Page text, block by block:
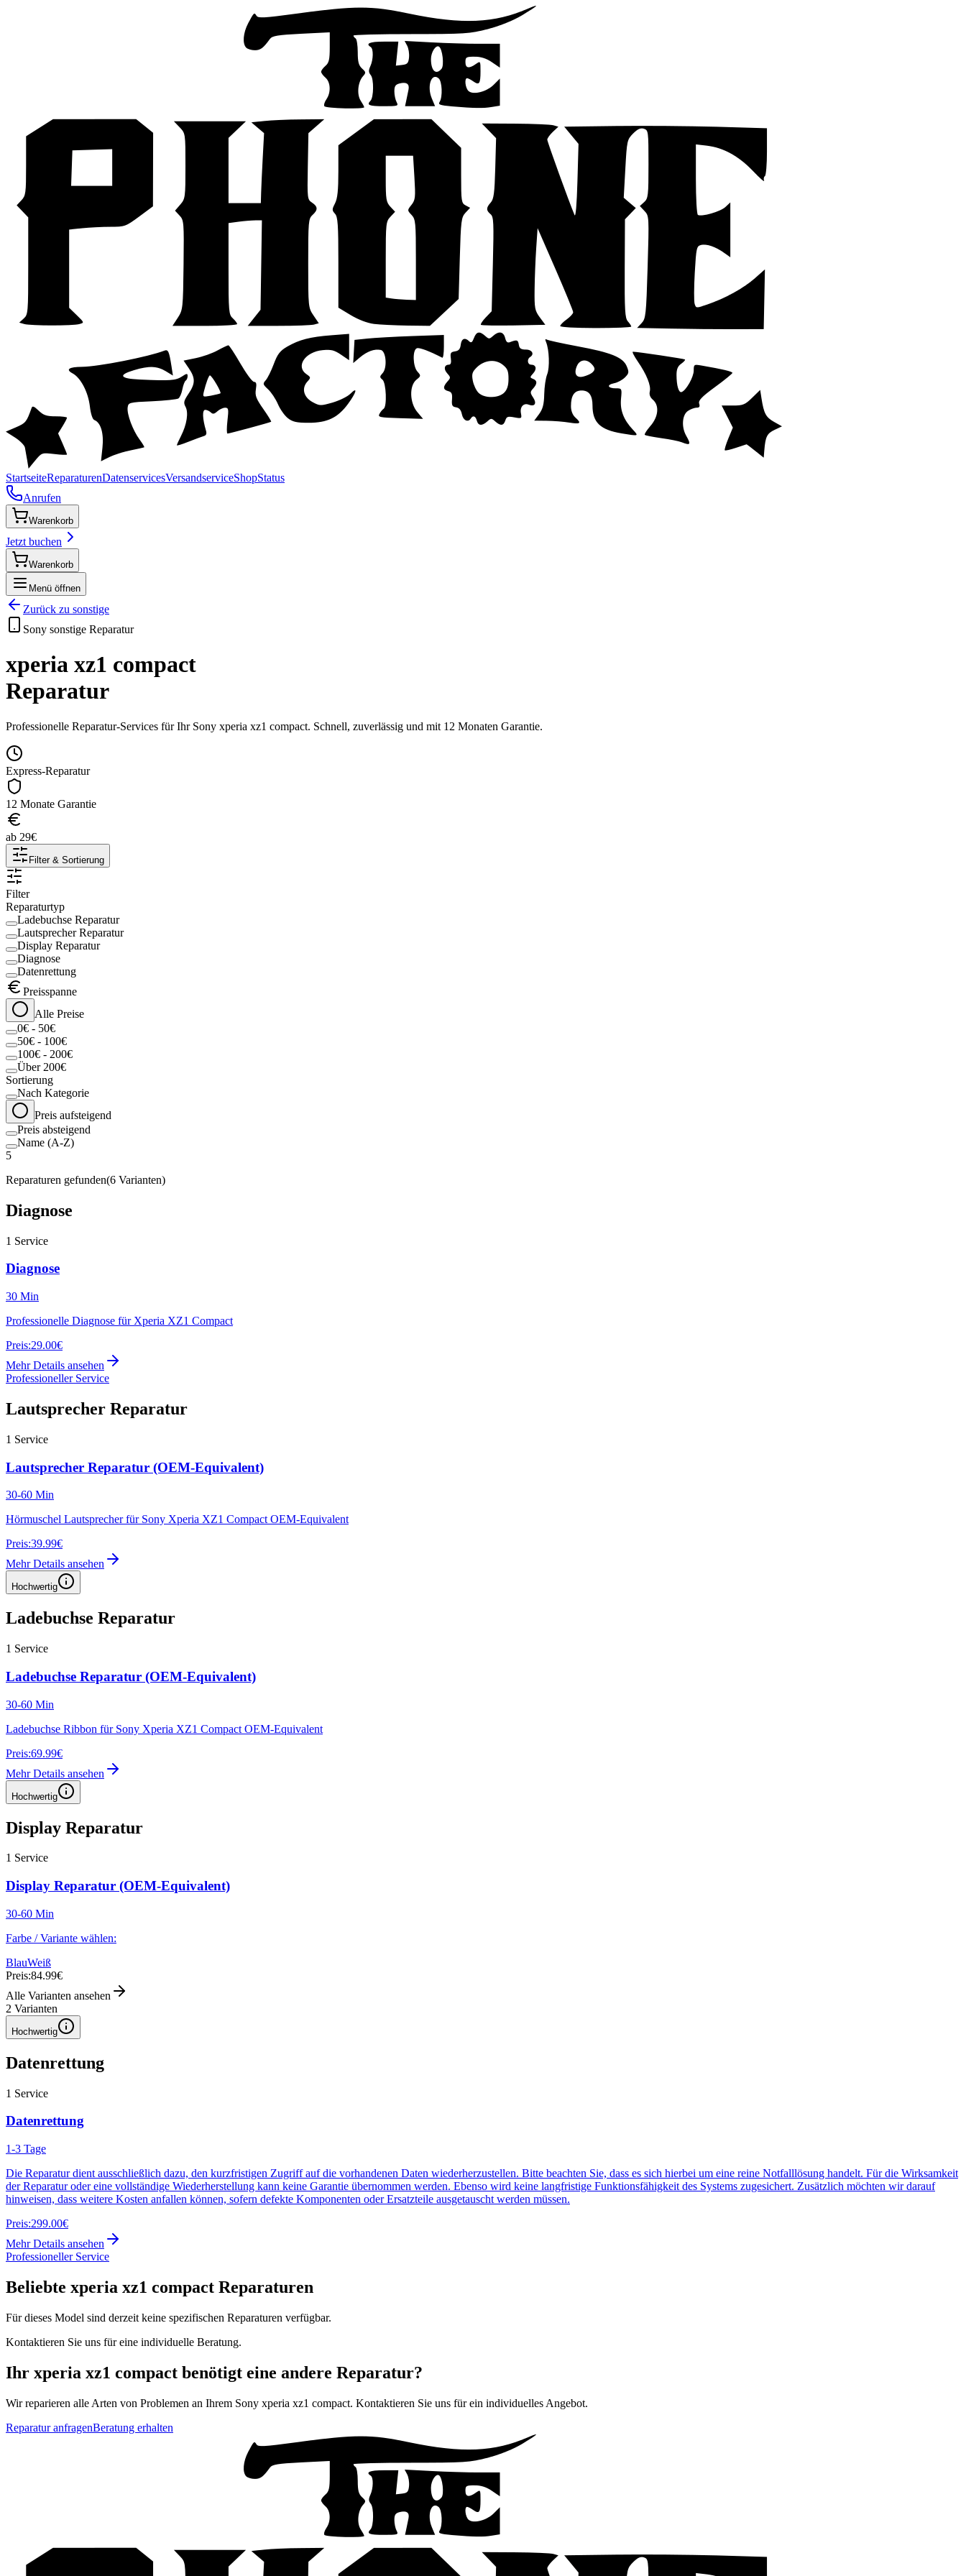
StartseiteReparaturenDatenservicesVersandserviceShopStatus
Anrufen
Warenkorb
Jetzt buchen
Warenkorb
Menü öffnen
Zurück zu sonstige
Sony sonstige Reparatur
xperia xz1 compact
Reparatur
Professionelle Reparatur-Services für Ihr Sony xperia xz1 compact. Schnell, zuverlässig und mit 12 Monaten Garantie.
Express-Reparatur
12 Monate Garantie
ab 29€
Filter & Sortierung
Filter
Reparaturtyp
Ladebuchse Reparatur
Lautsprecher Reparatur
Display Reparatur
Diagnose
Datenrettung
Preisspanne
Alle Preise
0€ - 50€
50€ - 100€
100€ - 200€
Über 200€
Sortierung
Nach Kategorie
Preis aufsteigend
Preis absteigend
Name (A-Z)
5
Reparaturen gefunden(6 Varianten)
Diagnose
1 Service
Diagnose
30 Min
Professionelle Diagnose für Xperia XZ1 Compact
Preis:29.00€
Mehr Details ansehen
Professioneller Service
Lautsprecher Reparatur
1 Service
Lautsprecher Reparatur (OEM-Equivalent)
30-60 Min
Hörmuschel Lautsprecher für Sony Xperia XZ1 Compact OEM-Equivalent
Preis:39.99€
Mehr Details ansehen
Hochwertig
Ladebuchse Reparatur
1 Service
Ladebuchse Reparatur (OEM-Equivalent)
30-60 Min
Ladebuchse Ribbon für Sony Xperia XZ1 Compact OEM-Equivalent
Preis:69.99€
Mehr Details ansehen
Hochwertig
Display Reparatur
1 Service
Display Reparatur (OEM-Equivalent)
30-60 Min
Farbe / Variante wählen:
BlauWeiß
Preis:84.99€
Alle Varianten ansehen
2 Varianten
Hochwertig
Datenrettung
1 Service
Datenrettung
1-3 Tage
Die Reparatur dient ausschließlich dazu, den kurzfristigen Zugriff auf die vorhandenen Daten wiederherzustellen. Bitte beachten Sie, dass es sich hierbei um eine reine Notfalllösung handelt. Für die Wirksamkeit
der Reparatur oder eine vollständige Wiederherstellung kann keine Garantie übernommen werden. Ebenso wird keine langfristige Funktionsfähigkeit des Systems zugesichert. Zusätzlich möchten wir darauf
hinweisen, dass weitere Kosten anfallen können, sofern defekte Komponenten oder Ersatzteile ausgetauscht werden müssen.
Preis:299.00€
Mehr Details ansehen
Professioneller Service
Beliebte xperia xz1 compact Reparaturen
Für dieses Model sind derzeit keine spezifischen Reparaturen verfügbar.
Kontaktieren Sie uns für eine individuelle Beratung.
Ihr xperia xz1 compact benötigt eine andere Reparatur?
Wir reparieren alle Arten von Problemen an Ihrem Sony xperia xz1 compact. Kontaktieren Sie uns für ein individuelles Angebot.
Reparatur anfragenBeratung erhalten